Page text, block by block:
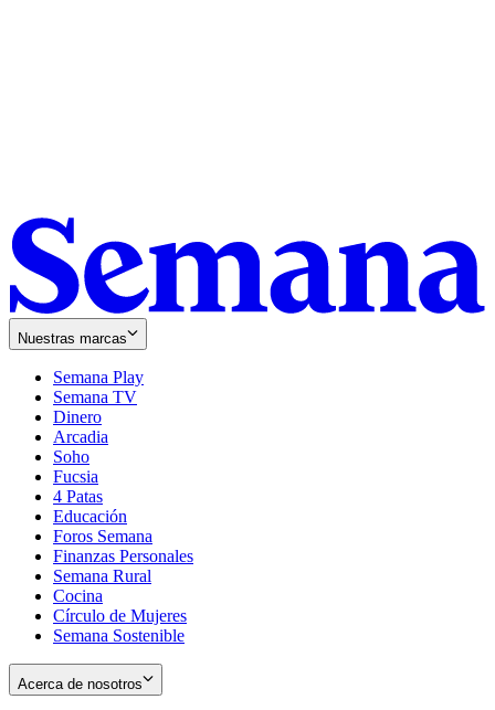
Nuestras marcas
Semana Play
Semana TV
Dinero
Arcadia
Soho
in
new
window
Fucsia
in
new
window
4 Patas
Educación
Foros Semana
Finanzas Personales
Semana Rural
Cocina
Círculo de Mujeres
Semana Sostenible
Acerca de nosotros